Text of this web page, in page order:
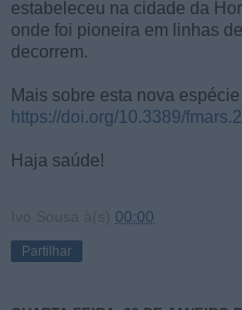
estabeleceu na cidade da
onde foi pioneira em linhas
decorrem.
Mais sobre esta nova
https://doi.org/10.3389/
Haja saúde!
Ivo Sousa à(s) 00:00
Partilhar